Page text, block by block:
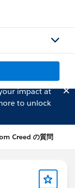
impact at
to unlock
Creed の質問